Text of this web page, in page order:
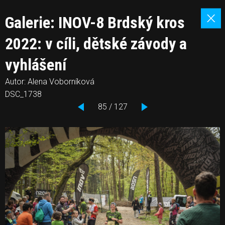
Galerie: INOV-8 Brdský kros
2022: v cíli, dětské závody a
vyhlášení
Autor: Alena Voborníková
DSC_1738
85 / 127